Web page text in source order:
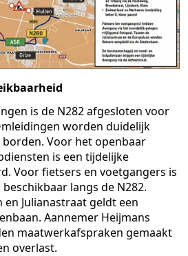
is de N282 afgesloten voor
worden duidelijk
Voor het openbaar
is een tijdelijke
Voor fietsers en voetgangers is
langs de N282.
en Julianastraat geldt een
Aannemer Heijmans
maatwerkafspraken gemaakt
overlast.